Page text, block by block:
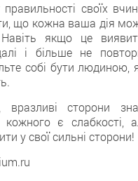
своїх
що кожна ваша дія
якщо це
і більше не
собі бути людиною,
сторони
кожного є слабкості,
у свої сильні сторони!